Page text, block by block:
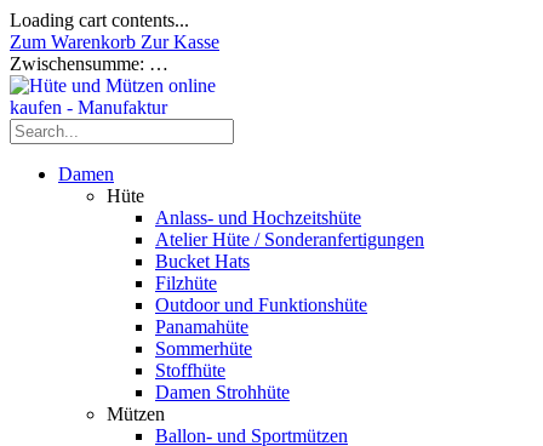
Loading cart contents...
Zum Warenkorb Zur Kasse
Zwischensumme: …
Damen
Hüte
Anlass- und Hochzeitshüte
Atelier Hüte / Sonderanfertigungen
Bucket Hats
Filzhüte
Outdoor und Funktionshüte
Panamahüte
Sommerhüte
Stoffhüte
Damen Strohhüte
Mützen
Ballon- und Sportmützen